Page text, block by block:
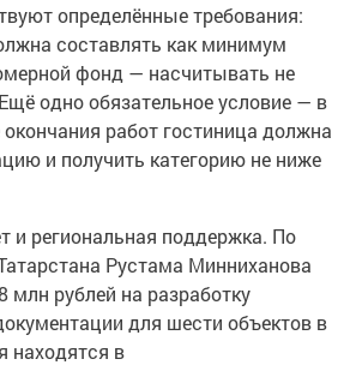
определённые требования:
составлять как минимум
фонд — насчитывать не
одно обязательное условие — в
окончания работ гостиница должна
и получить категорию не ниже
и региональная поддержка. По
Рустама Минниханова
рублей на разработку
для шести объектов в
находятся в